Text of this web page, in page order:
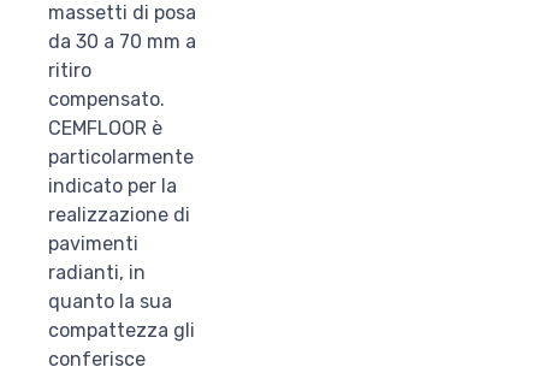
massetti di posa
da 30 a 70 mm a
ritiro
compensato.
CEMFLOOR è
particolarmente
indicato per la
realizzazione di
pavimenti
radianti, in
quanto la sua
compattezza gli
conferisce